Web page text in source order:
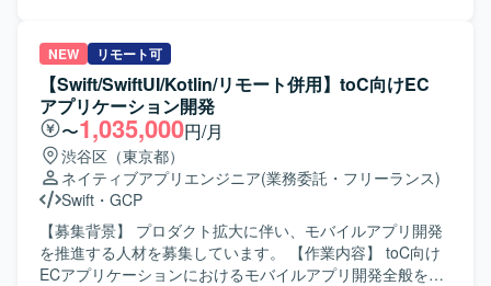
す。 【求める人物像】 プロダクトのミッションやバリュー
に共感し、EC体験の可能性に興味をお持ちの方を求めてい
ます。変化の大きい環境の中でも挑戦を楽しみ、ソフトウ
ェアを軸に大きなチャレンジをしたいと考えている方にマ
ッチします。事業や顧客に近い距離で数値やユーザーの声
を捉えながら、主体的に開発をリードしていける方を歓迎
します。 【ポジションの魅力】 少数精鋭のチームにおい
て、自ら設計したモバイルアーキテクチャの上でプロダク
トが動く手触りを持ちながら開発できる環境です。AI活用
を前提としたiOS・Android両OSの「二刀流」開発プロセス
を自ら設計し、AI時代のモバイル開発の在り方を実践しな
ード生成・レビューの効率化を行います。要件定義からリ
リース、効果分析まで一貫して担当し、モバイルアーキテ
クチャの設計・刷新も推進します。 【求める人物像】 プロ
ダクトの価値向上に向けて、オーナーシップを持ち挑戦を
続けられる方を求めています。変化の速い環境で、チーム
と連携しながら成果創出に取り組める方に適したポジショ
ンです。 【ポジションの魅力】 モバイルアーキテクチャの
設計や技術選定に深く関与できます。AIを活用したiOS・
Android両OSの開発プロセスを構築し、複雑なEC・ゲー
ム・ソーシャル領域における高難度な技術課題に取り組め
ます。 【開発環境】 Swift、Kotlin、Go、SwiftUI、Jetpack
NEW リモート可
【Swift/SwiftUI/Kotlin/リモート併用】toC向けEC
アプリケーション開発
〜1,035,000円/月
渋谷区（東京都）
ネイティブアプリエンジニア(業務委託・フリーランス)
Swift ・ GCP
【募集背景】 プロダクト拡大に伴い、モバイルアプリ開発
を推進する人材を募集しています。 【作業内容】 toC向け
ECアプリケーションにおけるモバイルアプリ開発全般をご